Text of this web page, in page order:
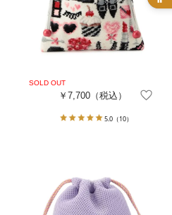
￥7,700（税込）
5.0（10）